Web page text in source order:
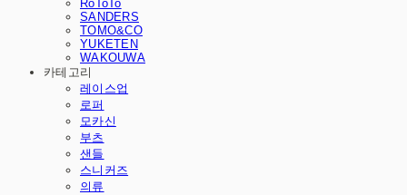
RoToTo
SANDERS
TOMO&CO
YUKETEN
WAKOUWA
카테고리
레이스업
로퍼
모카신
부츠
샌들
스니커즈
의류